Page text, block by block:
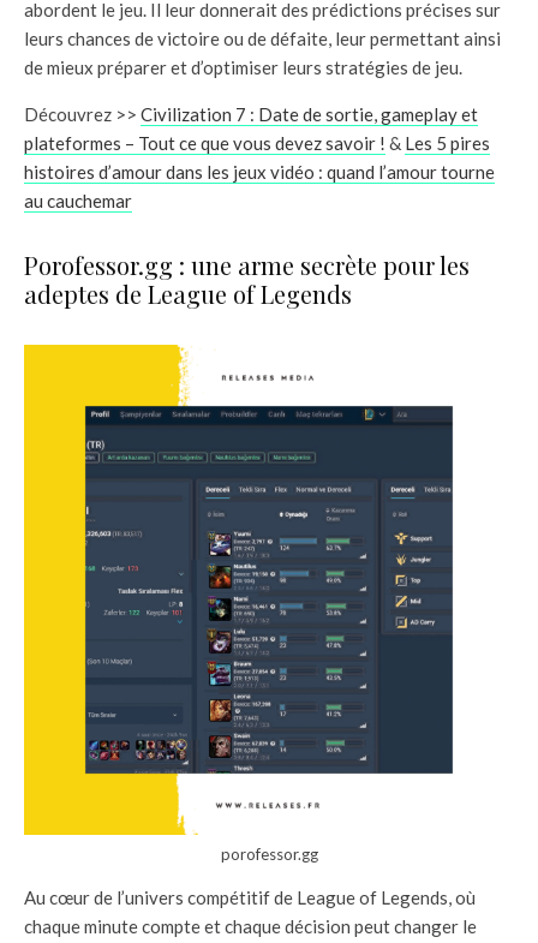
abordent le jeu. Il leur donnerait des prédictions précises sur
leurs chances de victoire ou de défaite, leur permettant ainsi
de mieux préparer et d’optimiser leurs stratégies de jeu.
Découvrez >> Civilization 7 : Date de sortie, gameplay et
plateformes – Tout ce que vous devez savoir ! & Les 5 pires
histoires d’amour dans les jeux vidéo : quand l’amour tourne
au cauchemar
Porofessor.gg : une arme secrète pour les
adeptes de League of Legends
porofessor.gg
Au cœur de l’univers compétitif de League of Legends, où
chaque minute compte et chaque décision peut changer le